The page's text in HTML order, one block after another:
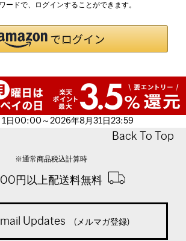
ードで、ログインすることができます。
1日00:00～2026年8月31日23:59
Back To Top
※通常商品税込計算時
円以上配送料無料
Updates (メルマガ登録)